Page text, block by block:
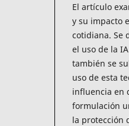
El artículo
y su impacto
cotidiana. Se
el uso de la
también se
uso de esta
influencia en
formulación
la protección